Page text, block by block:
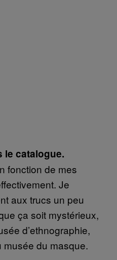
le catalogue.
fonction de mes
Je
aux trucs un peu
ça soit mystérieux,
d’ethnographie,
musée du masque.